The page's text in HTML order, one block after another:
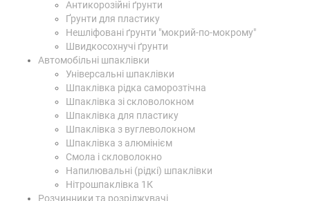
Антикорозійні ґрунти
Ґрунти для пластику
Нешліфовані ґрунти "мокрий-по-мокрому"
Швидкосохнучі ґрунти
Автомобільні шпаклівки
Універсальні шпаклівки
Шпаклівка рідка саморозтічна
Шпаклівка зі скловолокном
Шпаклівка для пластику
Шпаклівка з вуглеволокном
Шпаклівка з алюмінієм
Смола і скловолокно
Напилювальні (рідкі) шпаклівки
Нітрошпаклівка 1К
Розчинники та розріджувачі